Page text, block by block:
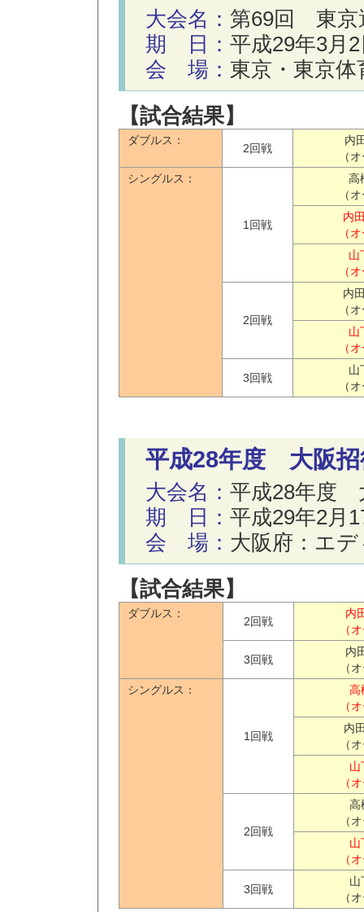
大会名： 第69回 東京
期 日： 平成29年3月
会 場： 東京・東京体
【試合結果】
ダブルス：
2回戦
内
（
シングルス：
1回戦
高
（
内
（
山
（
2回戦
内
（
山
（
3回戦
山
（
平成28年度 大阪招
大会名： 平成28年度
期 日： 平成29年2月
会 場： 大阪府：エ
【試合結果】
ダブルス：
2回戦
内
（
3回戦
内
（
シングルス：
1回戦
高
（
内
（
山
（
2回戦
高
（
山
（
3回戦
山
（